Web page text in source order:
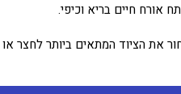
אורח חיים בריא וכיפי.
את הציוד המתאים ביותר